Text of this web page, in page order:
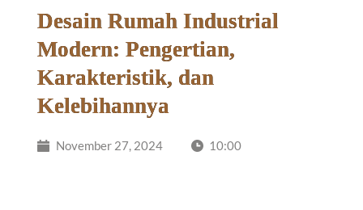
Desain Rumah Industrial
Modern: Pengertian,
Karakteristik, dan
Kelebihannya
November 27, 2024 10:00